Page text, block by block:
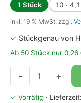
1 Stück 10 ·
inkl. 19 % MwSt. zzgl.
✓ Stückgenau von
Ab 50 Stück nur
-
Bioloons®
Modellierballon
260
+
✓ Vorrätig ·